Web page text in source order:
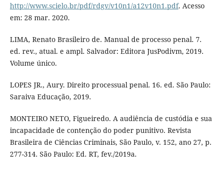
http://www.scielo.br/pdf/rdgv/v10n1/a12v10n1.pdf. Acesso
em: 28 mar. 2020.
LIMA, Renato Brasileiro de. Manual de processo penal. 7.
ed. rev., atual. e ampl. Salvador: Editora JusPodivm, 2019.
Volume único.
LOPES JR., Aury. Direito processual penal. 16. ed. São Paulo:
Saraiva Educação, 2019.
MONTEIRO NETO, Figueiredo. A audiência de custódia e sua
incapacidade de contenção do poder punitivo. Revista
Brasileira de Ciências Criminais, São Paulo, v. 152, ano 27, p.
277-314. São Paulo: Ed. RT, fev./2019a.